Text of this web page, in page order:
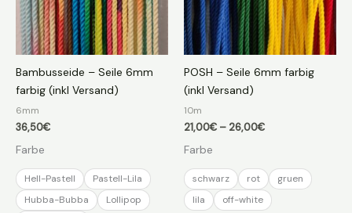
Bambusseide – Seile 6mm
farbig (inkl Versand)
6mm
36,50€
Farbe
Hell-Pastell
Pastell-Lila
Hubba-Bubba
Lollipop
POSH – Seile 6mm farbig
(inkl Versand)
10m
21,00€ – 26,00€Preisspanne:
Farbe
schwarz rot
gruen
lila
off-white